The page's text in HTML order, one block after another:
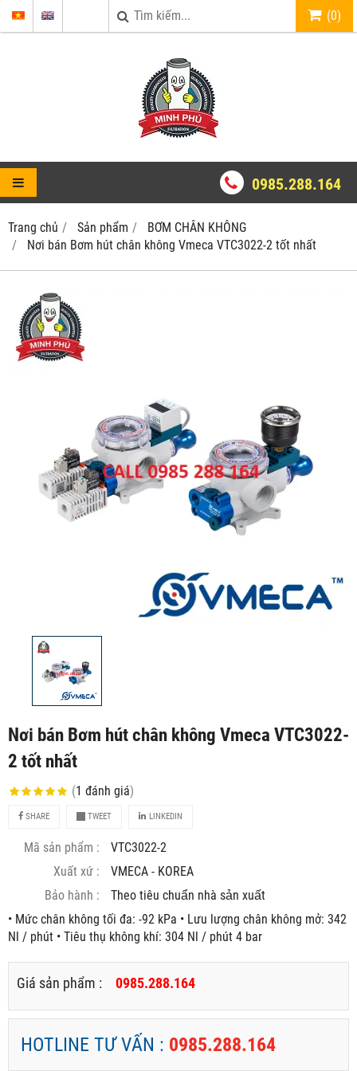
(0)
0985.288.164
Trang chủ Sản phẩm
BƠM CHÂN KHÔNG
Nơi bán Bơm hút chân không Vmeca VTC3022-2 tốt nhất
Nơi bán Bơm hút chân không Vmeca VTC3022-
2 tốt nhất
(1 đánh giá)
SHARE TWEET LINKEDIN
Mã sản phẩm :
VTC3022-2
Xuất xứ :
VMECA - KOREA
Bảo hành :
Theo tiêu chuẩn nhà sản xuất
• Mức chân không tối đa: -92 kPa • Lưu lượng chân không mở: 342
Nl / phút • Tiêu thụ không khí: 304 Nl / phút 4 bar
Giá sản phẩm : 0985.288.164
HOTLINE TƯ VẤN : 0985.288.164